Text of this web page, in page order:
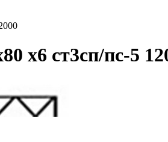
х6 ст3сп/пс-5